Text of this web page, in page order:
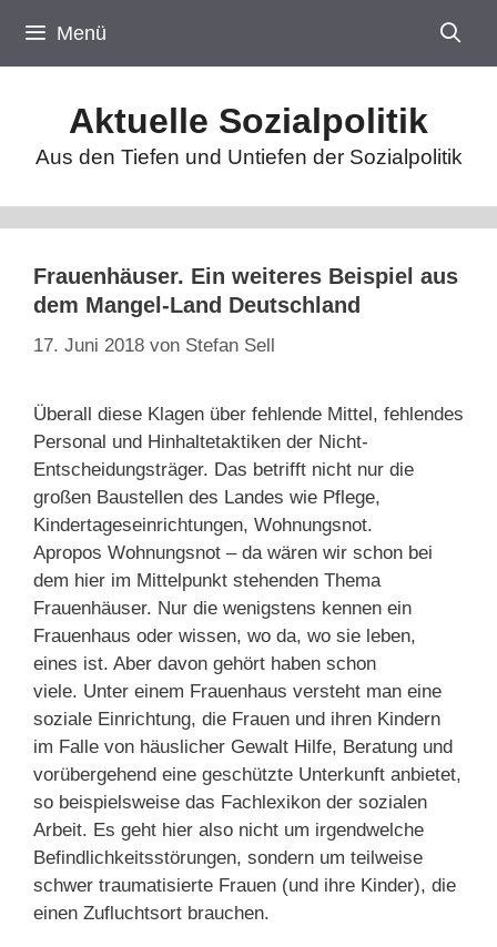
Inhalt
springen
Menü
Aktuelle Sozialpolitik
Aus den Tiefen und Untiefen der Sozialpolitik
Frauenhäuser. Ein weiteres Beispiel aus
dem Mangel-Land Deutschland
17. Juni 2018 von Stefan Sell
Überall diese Klagen über fehlende Mittel, fehlendes
Personal und Hinhaltetaktiken der Nicht-
Entscheidungsträger. Das betrifft nicht nur die
großen Baustellen des Landes wie Pflege,
Kindertageseinrichtungen, Wohnungsnot.
Apropos Wohnungsnot – da wären wir schon bei
dem hier im Mittelpunkt stehenden Thema
Frauenhäuser. Nur die wenigstens kennen ein
Frauenhaus oder wissen, wo da, wo sie leben,
eines ist. Aber davon gehört haben schon
viele. Unter einem Frauenhaus versteht man eine
soziale Einrichtung, die Frauen und ihren Kindern
im Falle von häuslicher Gewalt Hilfe, Beratung und
vorübergehend eine geschützte Unterkunft anbietet,
so beispielsweise das Fachlexikon der sozialen
Arbeit. Es geht hier also nicht um irgendwelche
Befindlichkeitsstörungen, sondern um teilweise
schwer traumatisierte Frauen (und ihre Kinder), die
einen Zufluchtsort brauchen.